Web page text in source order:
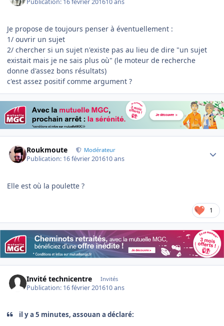
Publication: 16 février 201610 ans
Je propose de toujours penser à éventuellement :
1/ ouvrir un sujet
2/ chercher si un sujet n'existe pas au lieu de dire "un sujet
existait mais je ne sais plus où" (le moteur de recherche
donne d'assez bons résultats)
c'est assez positif comme argument ?
Roukmoute Modérateur
Publication: 16 février 201610 ans
Elle est où la poulette ?
1
Invité technicentre Invités
Publication: 16 février 201610 ans
il y a 5 minutes, assouan a déclaré: